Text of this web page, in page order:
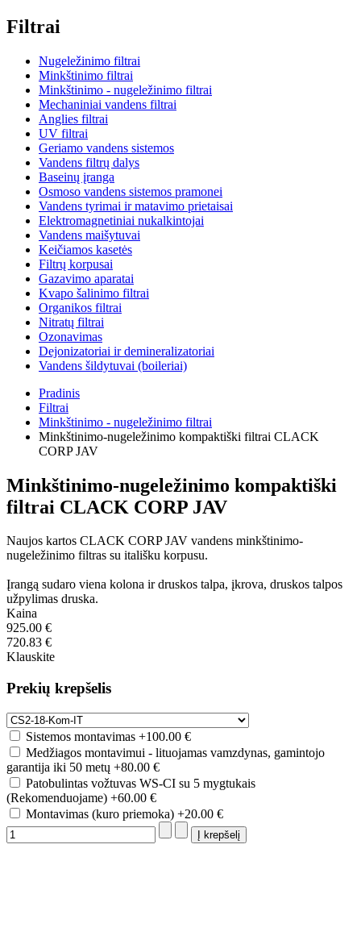
Filtrai
Nugeležinimo filtrai
Minkštinimo filtrai
Minkštinimo - nugeležinimo filtrai
Mechaniniai vandens filtrai
Anglies filtrai
UV filtrai
Geriamo vandens sistemos
Vandens filtrų dalys
Baseinų įranga
Osmoso vandens sistemos pramonei
Vandens tyrimai ir matavimo prietaisai
Elektromagnetiniai nukalkintojai
Vandens maišytuvai
Keičiamos kasetės
Filtrų korpusai
Gazavimo aparatai
Kvapo šalinimo filtrai
Organikos filtrai
Nitratų filtrai
Ozonavimas
Dejonizatoriai ir demineralizatoriai
Vandens šildytuvai (boileriai)
Pradinis
Filtrai
Minkštinimo - nugeležinimo filtrai
Minkštinimo-nugeležinimo kompaktiški filtrai CLACK
CORP JAV
Minkštinimo-nugeležinimo kompaktiški
filtrai CLACK CORP JAV
Naujos kartos CLACK CORP JAV vandens minkštinimo-
nugeležinimo filtras su itališku korpusu.
Įrangą sudaro viena kolona ir druskos talpa, įkrova, druskos talpos
užpylimas druska.
Kaina
925.00 €
720.83 €
Klauskite
Prekių krepšelis
Sistemos montavimas +100.00 €
Medžiagos montavimui - lituojamas vamzdynas, gamintojo
garantija iki 50 metų +80.00 €
Patobulintas vožtuvas WS-CI su 5 mygtukais
(Rekomenduojame) +60.00 €
Montavimas (kuro priemoka) +20.00 €